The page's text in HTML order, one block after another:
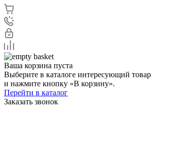
Ваша корзина пуста
Выберите в каталоге интересующий товар
и нажмите кнопку «В корзину».
Перейти в каталог
Заказать звонок